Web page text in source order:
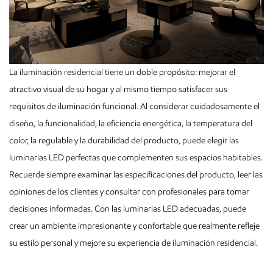
La iluminación residencial tiene un doble propósito: mejorar el
atractivo visual de su hogar y al mismo tiempo satisfacer sus
requisitos de iluminación funcional. Al considerar cuidadosamente el
diseño, la funcionalidad, la eficiencia energética, la temperatura del
color, la regulable y la durabilidad del producto, puede elegir las
luminarias LED perfectas que complementen sus espacios habitables.
Recuerde siempre examinar las especificaciones del producto, leer las
opiniones de los clientes y consultar con profesionales para tomar
decisiones informadas. Con las luminarias LED adecuadas, puede
crear un ambiente impresionante y confortable que realmente refleje
su estilo personal y mejore su experiencia de iluminación residencial.